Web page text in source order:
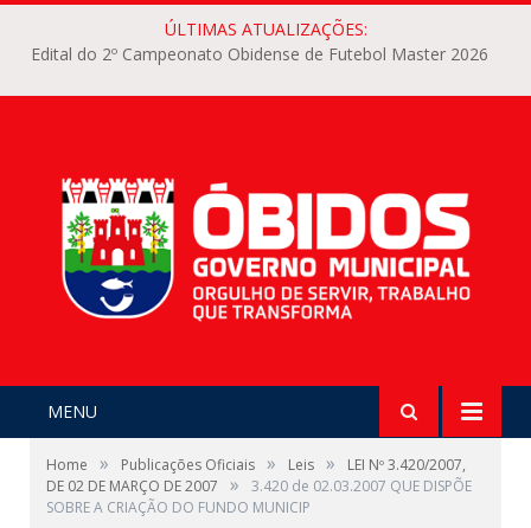
ÚLTIMAS ATUALIZAÇÕES:
Edital do 2º Campeonato Obidense de Futebol Master 2026
MENU
Home » Publicações Oficiais » Leis »
LEI Nº 3.420/2007,
DE 02 DE MARÇO DE 2007
»
3.420 de 02.03.2007 QUE DISPÕE
SOBRE A CRIAÇÃO DO FUNDO MUNICIP